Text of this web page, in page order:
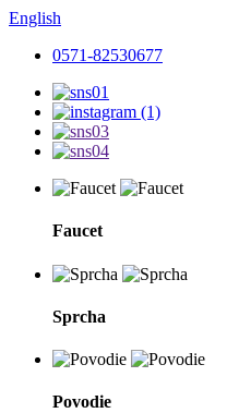
English
0571-82530677
Faucet
Sprcha
Povodie